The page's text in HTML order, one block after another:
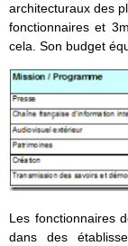
architecturaux des
fonctionnaires et
cela. Son budget
Les fonctionnaires
dans des